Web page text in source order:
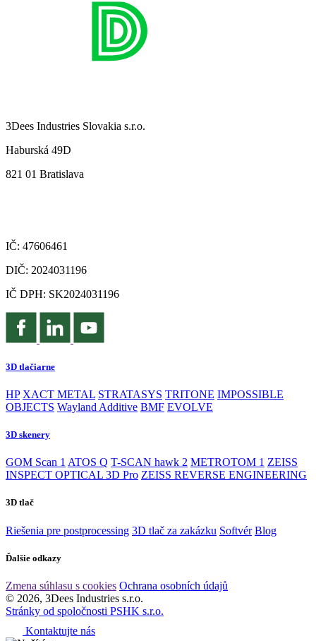
3Dees Industries Slovakia s.r.o.
Haburská 49D
821 01 Bratislava
IČ: 47606461
DIČ: 2024031196
IČ DPH: SK2024031196
3D tlačiarne
HP XACT METAL STRATASYS TRITONE IMPOSSIBLE
OBJECTS Wayland Additive BMF EVOLVE
3D skenery
GOM Scan 1 ATOS Q T-SCAN hawk 2 METROTOM 1 ZEISS
INSPECT OPTICAL 3D Pro ZEISS REVERSE ENGINEERING
3D tlač
Riešenia pre postprocessing 3D tlač za zakázku Softvér Blog
Ďalšie odkazy
Zmena súhlasu s cookies Ochrana osobních údajů
© 2026, 3Dees Industries s.r.o.
Stránky od spoločnosti PSHK s.r.o.
Kontaktujte nás